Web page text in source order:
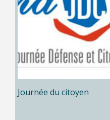
Journée du citoyen